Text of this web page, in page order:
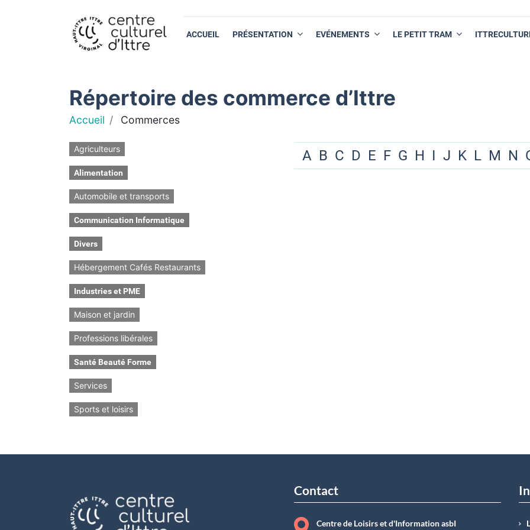
ACCUEIL PRÉSENTATION EVÉNEMENTS LE PETIT TRAM
Répertoire des commerce d’Ittre
Accueil Commerces
Agriculteurs
Alimentation
Automobile et transports
Communication Informatique
Divers
Hébergement Cafés Restaurants
Industries et PME
Maison et jardin
Professions libérales
Santé Beauté Forme
Services
Sports et loisirs
A B C D E F G H I J K L M N
Contact
Centre de Loisirs et d'Information asbI